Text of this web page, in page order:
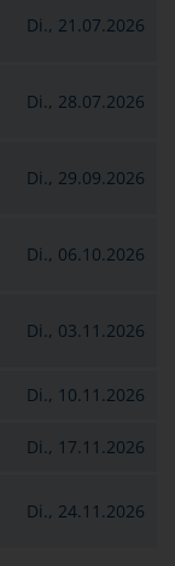
Di., 21.07.2026
Di., 28.07.2026
Di., 29.09.2026
Di., 06.10.2026
Di., 03.11.2026
Di., 10.11.2026
Di., 17.11.2026
Di., 24.11.2026